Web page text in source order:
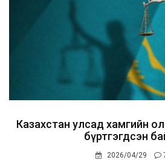
Казахстан улсад хамгийн
бүртгэгдсэн
2026/04/29